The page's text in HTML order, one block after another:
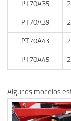
PT70A35
PT70A39
PT70A43
PT70A45
Algunos modelos